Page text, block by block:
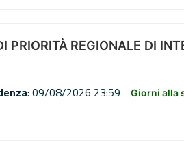
PRIORITÀ REGIONALE DI
: 09/08/2026 23:59 Giorni alla